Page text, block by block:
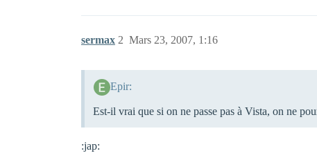
sermax Mars 23, 2007, 1:16
2
Epir:
Est-il vrai que si on ne passe pas à Vista, on ne
:jap: